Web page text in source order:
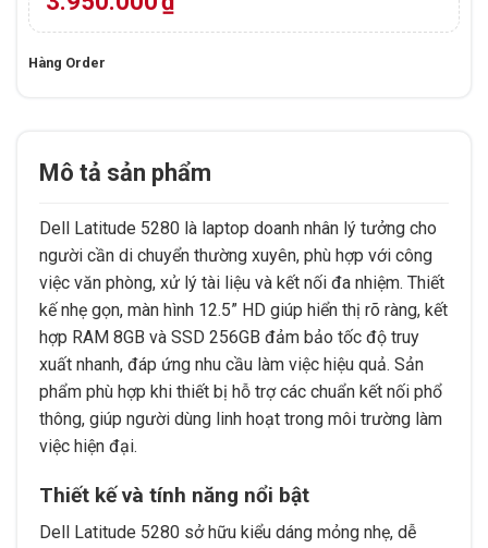
Hàng Order
Mô tả sản phẩm
Dell Latitude 5280 là laptop doanh nhân lý tưởng cho
người cần di chuyển thường xuyên, phù hợp với công
việc văn phòng, xử lý tài liệu và kết nối đa nhiệm. Thiết
kế nhẹ gọn, màn hình 12.5” HD giúp hiển thị rõ ràng, kết
hợp RAM 8GB và SSD 256GB đảm bảo tốc độ truy
xuất nhanh, đáp ứng nhu cầu làm việc hiệu quả. Sản
phẩm phù hợp khi thiết bị hỗ trợ các chuẩn kết nối phổ
thông, giúp người dùng linh hoạt trong môi trường làm
việc hiện đại.
Thiết kế và tính năng nổi bật
Dell Latitude 5280 sở hữu kiểu dáng mỏng nhẹ, dễ